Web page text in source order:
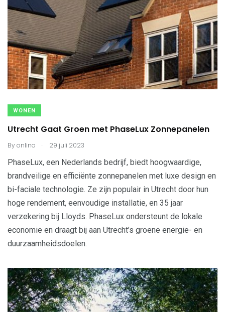
WONEN
Utrecht Gaat Groen met PhaseLux Zonnepanelen
Byonlino . 29 juli 2023
PhaseLux, een Nederlands bedrijf, biedt hoogwaardige,
brandveilige en efficiënte zonnepanelen met luxe design en
bi-faciale technologie. Ze zijn populair in Utrecht door hun
hoge rendement, eenvoudige installatie, en 35 jaar
verzekering bij Lloyds. PhaseLux ondersteunt de lokale
economie en draagt bij aan Utrecht’s groene energie- en
duurzaamheidsdoelen.